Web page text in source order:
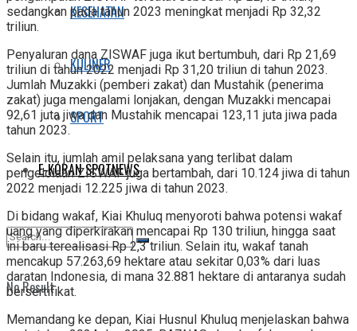
KESEHATAN
KULINER
SPORT
E-KORAN SPOTNEWS
No Result
sedangkan pada tahun 2023 meningkat menjadi Rp 32,32
triliun.
Penyaluran dana ZISWAF juga ikut bertumbuh, dari Rp 21,69
triliun di tahun 2022 menjadi Rp 31,20 triliun di tahun 2023.
Jumlah Muzakki (pemberi zakat) dan Mustahik (penerima
zakat) juga mengalami lonjakan, dengan Muzakki mencapai
92,61 juta jiwa dan Mustahik mencapai 123,11 juta jiwa pada
tahun 2023.
Selain itu, jumlah amil pelaksana yang terlibat dalam
pengelolaan ZISWAF juga bertambah, dari 10.124 jiwa di tahun
2022 menjadi 12.225 jiwa di tahun 2023.
Di bidang wakaf, Kiai Khuluq menyoroti bahwa potensi wakaf
uang yang diperkirakan mencapai Rp 130 triliun, hingga saat
ini baru terealisasi Rp 2,3 triliun. Selain itu, wakaf tanah
mencakup 57.263,69 hektare atau sekitar 0,03% dari luas
daratan Indonesia, di mana 32.881 hektare di antaranya sudah
bersertifikat.
Memandang ke depan, Kiai Husnul Khuluq menjelaskan bahwa